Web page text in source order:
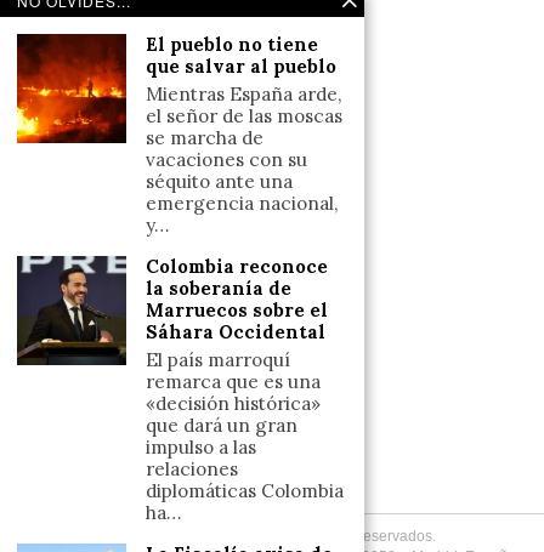
Reflexiones
LINKS
Política de cookies (UE)
Términos y condiciones
Llámanos
+34633110958
+34633110958
. Todos los Derechos Reservados.
El pueblo no tiene
que salvar al pueblo
Mientras España arde,
el señor de las moscas
se marcha de
vacaciones con su
séquito ante una
emergencia nacional,
y…
Colombia reconoce
la soberanía de
Marruecos sobre el
Sáhara Occidental
El país marroquí
remarca que es una
«decisión histórica»
que dará un gran
impulso a las
relaciones
diplomáticas Colombia
ha…